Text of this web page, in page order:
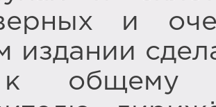
и
издании
общему